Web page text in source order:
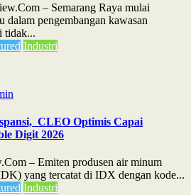
– Semarang Raya mulai
dalam pengembangan kawasan
tidak...
Industri
CLEO Optimis Capai
Digit 2026
– Emiten produsen air minum
yang tercatat di IDX dengan kode...
Industri